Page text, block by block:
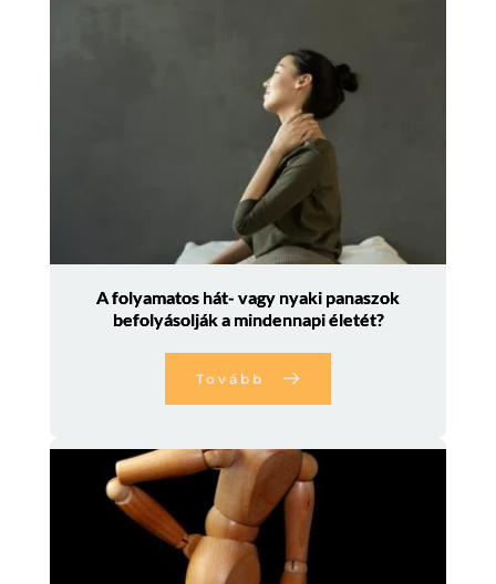
A folyamatos hát- vagy nyaki panaszok
befolyásolják a mindennapi életét?
Tovább